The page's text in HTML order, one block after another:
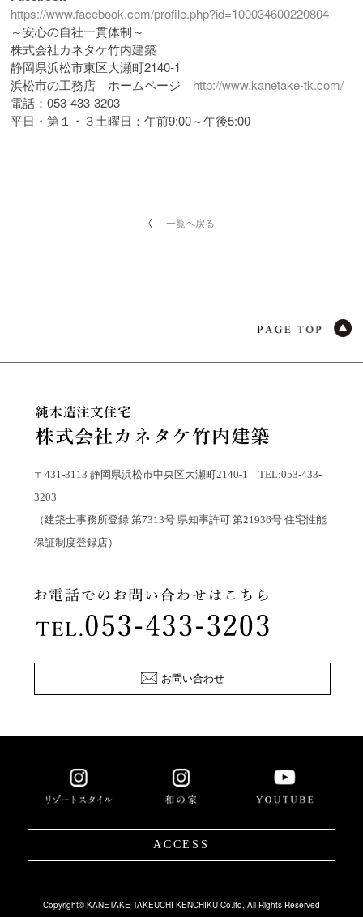
https://www.facebook.com/profile.php?id=100034600220804
～安心の自社一貫体制～
株式会社カネタケ竹内建築
静岡県浜松市東区大瀬町2140-1
浜松市の工務店 ホームページ http://www.kanetake-tk.com/
電話：053-433-3203
平日・第１・３土曜日：午前9:00～午後5:00
一覧へ戻る
〒431-3113 静岡県浜松市中央区大瀬町2140-1 TEL:053-433-
3203
（建築士事務所登録 第7313号 県知事許可 第21936号 住宅性能
保証制度登録店）
お問い合わせ
ACCESS
Copyright© KANETAKE TAKEUCHI KENCHIKU Co.ltd,.All Rights Reserved